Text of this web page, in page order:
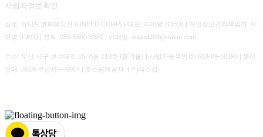
사업자정보확인
상호: 유니드코퍼레이션 (UNEED.CORP) | 대표: 이여명 (CEO) | 개인정보관리책임자: 이
여명 (CEO) | 전화: 050-5300-5381 | 이메일: duaud203@naver.com
주소: 부산 서구 보수대로 15, A동 213호 (봄겨울) | 사업자등록번호: 603-09-50296 | 통신
판매: 2014-부산서구-0014 | 호스팅제공자: (주)식스샵